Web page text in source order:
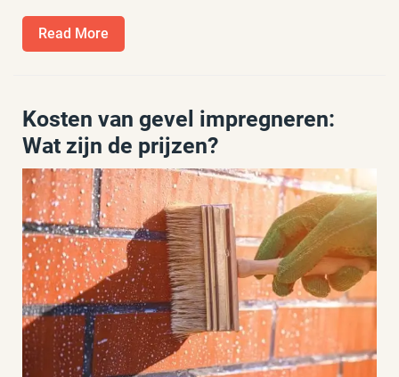
Read More
More
Kosten van gevel impregneren:
Wat zijn de prijzen?